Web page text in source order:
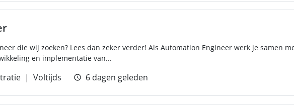
die wij zoeken? Lees dan zeker verder! Als Automation Engineer werk je samen
en implementatie van...
Voltijds 6 dagen geleden